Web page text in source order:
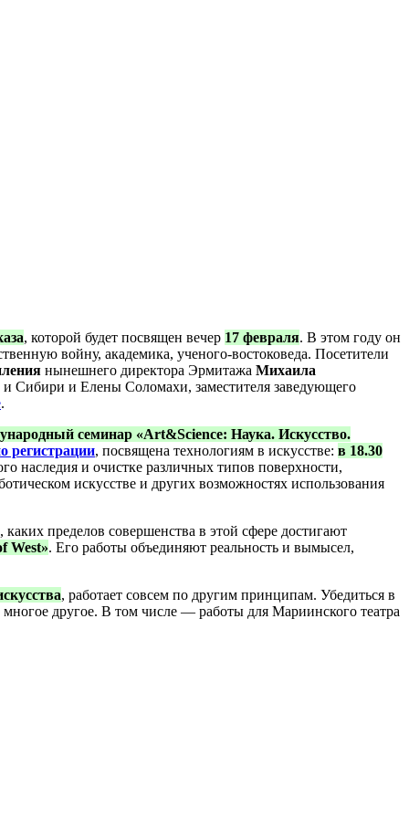
, которой будет посвящен вечер 17 февраля. В этом году он
войну, академика, ученого-востоковеда. Посетители
нынешнего директора Эрмитажа Михаила
Сибири и Елены Соломахи, заместителя заведующего
.
семинар «Art&Science: Наука. Искусство.
регистрации, посвящена технологиям в искусстве: в 18.30
наследия и очистке различных типов поверхности,
искусстве и других возможностях использования
пределов совершенства в этой сфере достигают
West». Его работы объединяют реальность и вымысел,
, работает совсем по другим принципам. Убедиться в
другое. В том числе — работы для Мариинского театра